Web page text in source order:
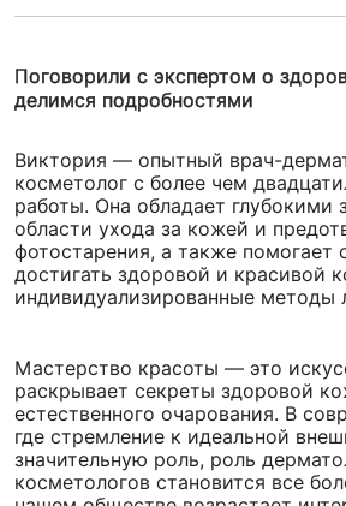
Поговорили с экспертом о
делимся подробностями
Виктория — опытный врач-
косметолог с более чем
работы. Она обладает глубокими
области ухода за кожей и
фотостарения, а также помогает
достигать здоровой и красивой
индивидуализированные методы
Мастерство красоты — это
раскрывает секреты здоровой
естественного очарования. В
где стремление к идеальной
значительную роль, роль
косметологов становится все